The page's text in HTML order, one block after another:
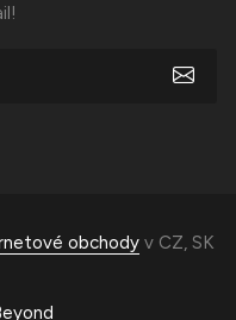
obchody v CZ, SK